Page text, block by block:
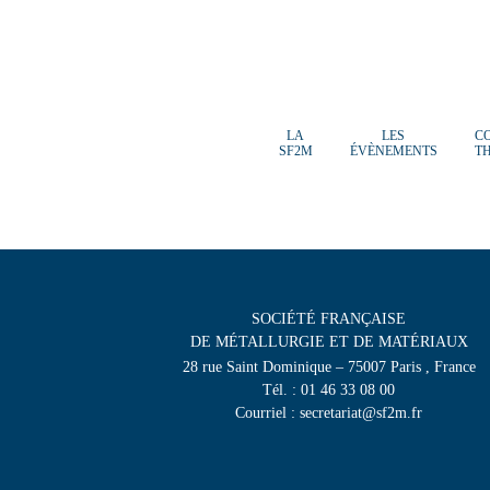
LA
SF2M
LES
ÉVÈNEMENTS
SOCIÉTÉ FRANÇAISE
DE MÉTALLURGIE ET DE MATÉRIAUX
28 rue Saint Dominique – 75007 Paris , France
Tél. : 01 46 33 08 00
Courriel : secretariat@sf2m.fr